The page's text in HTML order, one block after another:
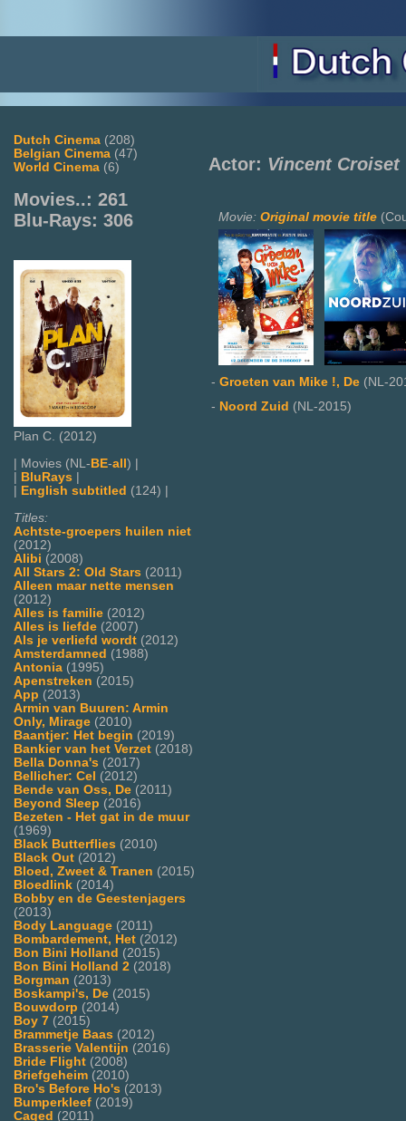
Dutch Cinema (208)
Belgian Cinema (47)
World Cinema (6)
Movies..: 261
Blu-Rays: 306
Plan C. (2012)
| Movies (NL- BE-all ) |
BluRays
English subtitled (124) |
Titles:
Achtste-groepers huilen niet
(2012)
Alibi (2008)
All Stars 2: Old Stars (2011)
Alleen maar nette mensen
(2012)
Alles is familie (2012)
Alles is liefde (2007)
Als je verliefd wordt (2012)
Amsterdamned (1988)
Antonia (1995)
Apenstreken (2015)
App (2013)
Armin van Buuren: Armin
Only, Mirage (2010)
Baantjer: Het begin (2019)
Bankier van het Verzet (2018)
Bella Donna's (2017)
Bellicher: Cel (2012)
Bende van Oss, De (2011)
Beyond Sleep (2016)
Bezeten - Het gat in de muur
(1969)
Black Butterflies (2010)
Black Out (2012)
Bloed, Zweet & Tranen (2015)
Bloedlink (2014)
Bobby en de Geestenjagers
(2013)
Body Language (2011)
Bombardement, Het (2012)
Bon Bini Holland (2015)
Bon Bini Holland 2 (2018)
Borgman (2013)
Boskampi's, De (2015)
Bouwdorp (2014)
Boy 7 (2015)
Brammetje Baas (2012)
Brasserie Valentijn (2016)
Bride Flight (2008)
Briefgeheim (2010)
Bro's Before Ho's (2013)
Bumperkleef (2019)
Caged (2011)
Actor: Vincent Croiset
Movie: Original movie title
- Groeten van Mike !, De (NL-
- Noord Zuid (NL-2015)